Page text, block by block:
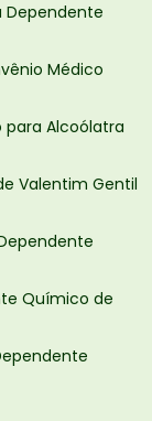
Dependente
Médico
Alcoólatra
Valentim Gentil
Químico de